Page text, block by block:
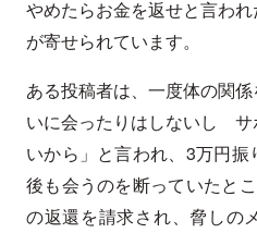
やめたらお金を返せと言わ
が寄せられています。
ある投稿者は、一度体の関
いに会ったりはしないし サ
いから」と言われ、3万円
後も会うのを断っていたと
の返還を請求され、脅しの